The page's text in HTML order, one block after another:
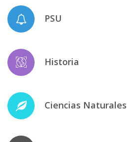
PSU
Historia
Ciencias Naturales